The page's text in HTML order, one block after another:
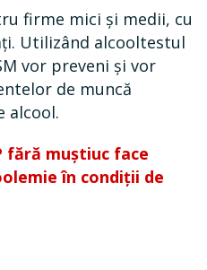
firme mici și medii, cu
Utilizând alcooltestul
vor preveni și vor
de muncă
alcool.
fără muștiuc face
în condiții de